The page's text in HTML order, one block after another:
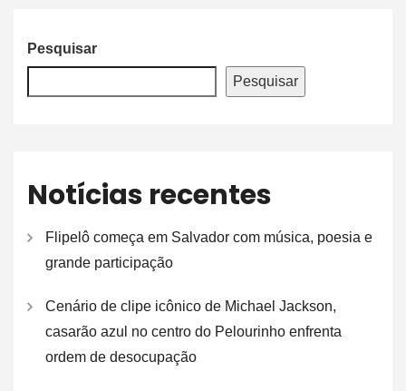
Pesquisar
Pesquisar
Notícias recentes
Flipelô começa em Salvador com música, poesia e
grande participação
Cenário de clipe icônico de Michael Jackson,
casarão azul no centro do Pelourinho enfrenta
ordem de desocupação